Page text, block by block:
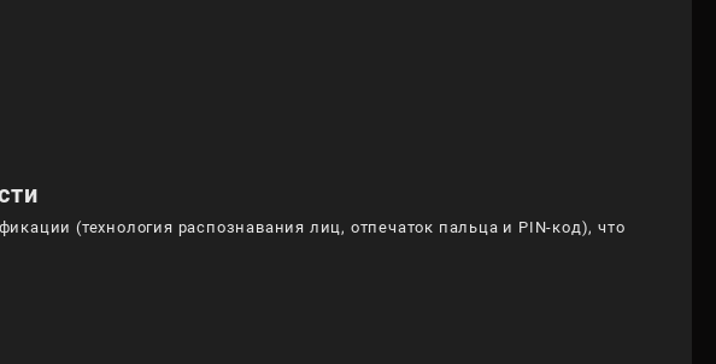
(технология распознавания лиц, отпечаток пальца и PIN-код), что